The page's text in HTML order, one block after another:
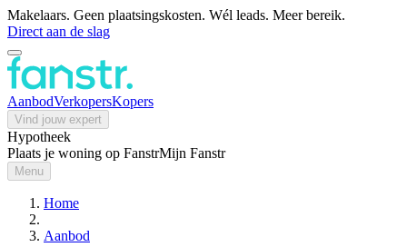
Makelaars. Geen plaatsingskosten. Wél leads. Meer bereik.
Direct aan de slag
AanbodVerkopersKopers
Vind jouw expert
Hypotheek
Plaats je woning op FanstrMijn Fanstr
Menu
Home
Aanbod